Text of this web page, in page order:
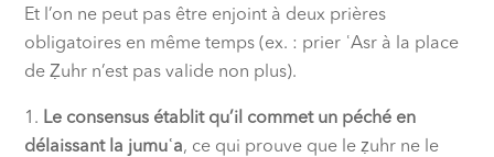
Et l’on ne peut pas être enjoint à deux prières
obligatoires en même temps (ex. : prier ʿAsr à la place
de Ẓuhr n’est pas valide non plus).
Le consensus établit qu’il commet un péché en
délaissant la jumuʿa, ce qui prouve que le ẓuhr ne le